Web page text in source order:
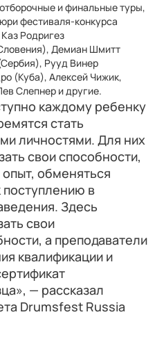
и финальные туры,
фестиваля-конкурса
Родригез
Демиан Шмитт
Рууд Винер
(Куба), Алексей Чижик,
Слепнер и другие.
каждому ребенку
стать
личностями. Для них
свои способности,
обменяться
поступлению в
Здесь
свои
а преподаватели
квалификации и
— рассказал
Drumsfest Russia